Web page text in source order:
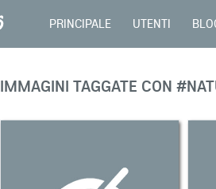
PRINCIPALE UTENTI
IMMAGINI TAGGATE CON